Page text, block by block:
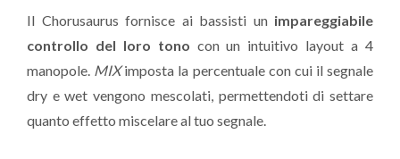
Il Chorusaurus fornisce ai bassisti un impareggiabile
controllo del loro tono con un intuitivo layout a 4
manopole. MIXimposta la percentuale con cui il segnale
dry e wet vengono mescolati, permettendoti di settare
quanto effetto miscelare al tuo segnale.